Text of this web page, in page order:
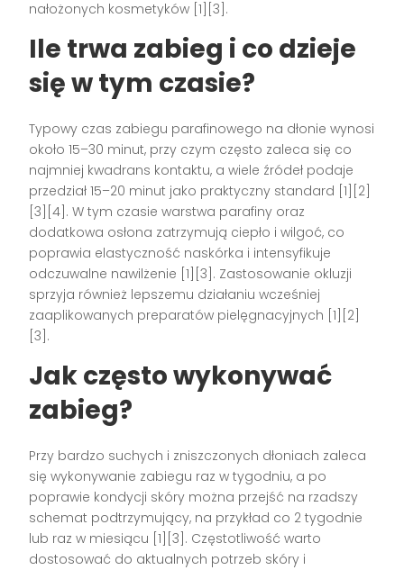
nałożonych kosmetyków [1][3].
Ile trwa zabieg i co dzieje
się w tym czasie?
Typowy czas zabiegu parafinowego na dłonie wynosi
około 15–30 minut, przy czym często zaleca się co
najmniej kwadrans kontaktu, a wiele źródeł podaje
przedział 15–20 minut jako praktyczny standard [1][2]
[3][4]. W tym czasie warstwa parafiny oraz
dodatkowa osłona zatrzymują ciepło i wilgoć, co
poprawia elastyczność naskórka i intensyfikuje
odczuwalne nawilżenie [1][3]. Zastosowanie okluzji
sprzyja również lepszemu działaniu wcześniej
zaaplikowanych preparatów pielęgnacyjnych [1][2]
[3].
Jak często wykonywać
zabieg?
Przy bardzo suchych i zniszczonych dłoniach zaleca
się wykonywanie zabiegu raz w tygodniu, a po
poprawie kondycji skóry można przejść na rzadszy
schemat podtrzymujący, na przykład co 2 tygodnie
lub raz w miesiącu [1][3]. Częstotliwość warto
dostosować do aktualnych potrzeb skóry i